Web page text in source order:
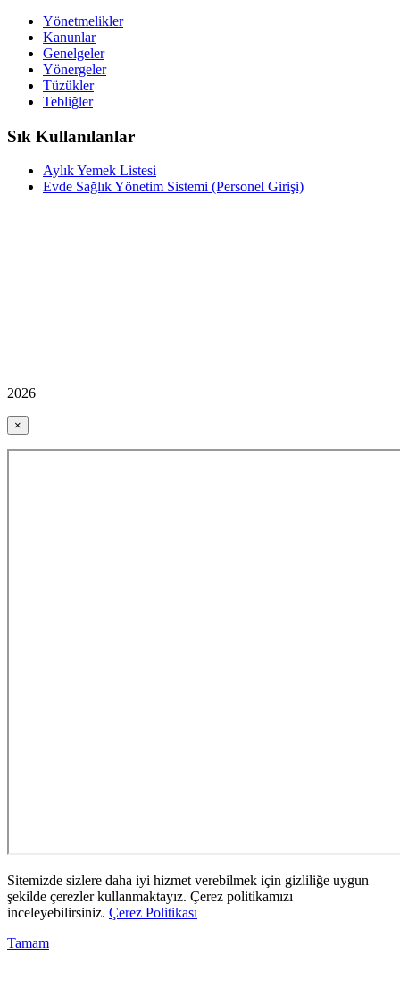
Yönetmelikler
Kanunlar
Genelgeler
Yönergeler
Tüzükler
Tebliğler
Sık Kullanılanlar
Aylık Yemek Listesi
Evde Sağlık Yönetim Sistemi (Personel Girişi)
2026
×
Sitemizde sizlere daha iyi hizmet verebilmek için gizliliğe uygun
şekilde çerezler kullanmaktayız. Çerez politikamızı
inceleyebilirsiniz. Çerez Politikası
Tamam